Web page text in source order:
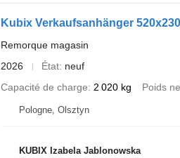
Kubix Verkaufsanhänger
Remorque magasin
2026
État neuf
Capacité de charge
2 020 kg Poids
Pologne, Olsztyn
KUBIX Izabela Jablonowska